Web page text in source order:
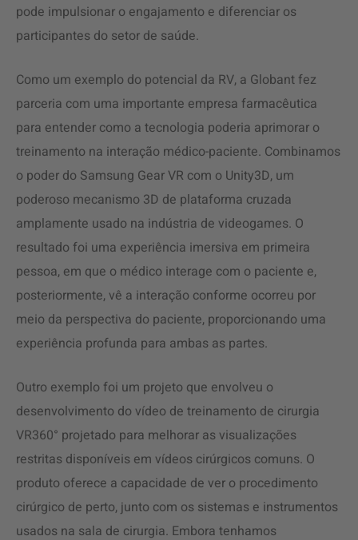
pode impulsionar o engajamento e diferenciar os
participantes do setor de saúde.
Como um exemplo do potencial da RV, a Globant fez
parceria com uma importante empresa farmacêutica
para entender como a tecnologia poderia aprimorar o
treinamento na interação médico-paciente. Combinamos
o poder do Samsung Gear VR com o Unity3D, um
poderoso mecanismo 3D de plataforma cruzada
amplamente usado na indústria de videogames. O
resultado foi uma experiência imersiva em primeira
pessoa, em que o médico interage com o paciente e,
posteriormente, vê a interação conforme ocorreu por
meio da perspectiva do paciente, proporcionando uma
experiência profunda para ambas as partes.
Outro exemplo foi um projeto que envolveu o
desenvolvimento do vídeo de treinamento de cirurgia
VR360° projetado para melhorar as visualizações
restritas disponíveis em vídeos cirúrgicos comuns. O
produto oferece a capacidade de ver o procedimento
cirúrgico de perto, junto com os sistemas e instrumentos
usados na sala de cirurgia. Embora tenhamos